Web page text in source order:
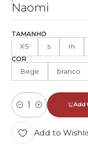
Naomi
TAMANHO
XS s m
COR
Bege branco
Quantity
Add
Add to